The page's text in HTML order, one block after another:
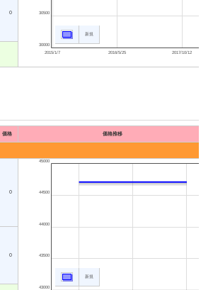
2015/1/7 2016/5/25 2017/10/12
30000
30500
新規
0
価格 価格推移
0
43000
43500
44000
44500
45000
新規
0